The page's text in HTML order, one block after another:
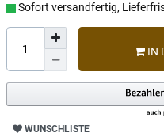
Sofort versandfertig,
IN
WUNSCHLISTE